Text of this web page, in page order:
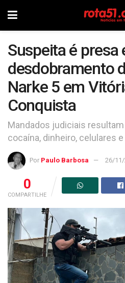
Suspeita é presa
desdobramento
Narke 5 em
Conquista
Mandados judiciais
cocaína, dinheiro, celulares
Por Paulo Barbosa 26/
0
COMPARTILHE